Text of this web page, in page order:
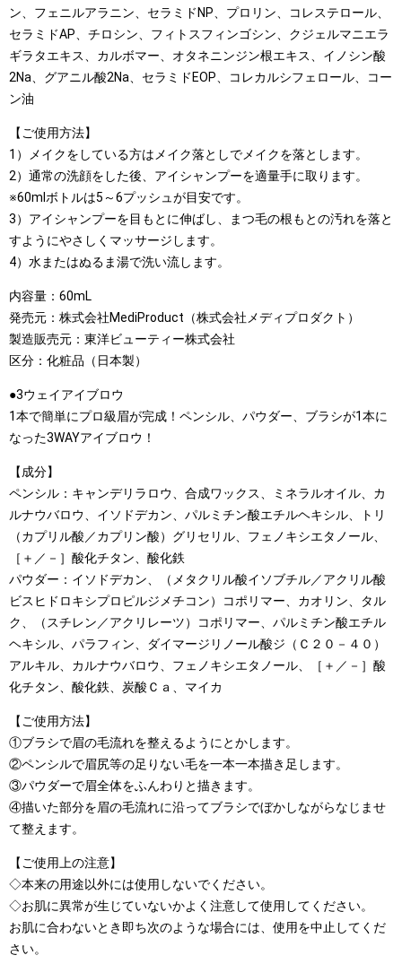
ン、フェニルアラニン、セラミドNP、プロリン、コレステロール、
セラミドAP、チロシン、フィトスフィンゴシン、クジェルマニエラ
ギラタエキス、カルボマー、オタネニンジン根エキス、イノシン酸
2Na、グアニル酸2Na、セラミドEOP、コレカルシフェロール、コー
ン油
【ご使用方法】
1）メイクをしている方はメイク落としでメイクを落とします。
2）通常の洗顔をした後、アイシャンプーを適量手に取ります。
※60mlボトルは5～6プッシュが目安です。
3）アイシャンプーを目もとに伸ばし、まつ毛の根もとの汚れを落と
すようにやさしくマッサージします。
4）水またはぬるま湯で洗い流します。
内容量：60mL
発売元：株式会社MediProduct（株式会社メディプロダクト）
製造販売元：東洋ビューティー株式会社
区分：化粧品（日本製）
●3ウェイアイブロウ
1本で簡単にプロ級眉が完成！ペンシル、パウダー、ブラシが1本に
なった3WAYアイブロウ！
【成分】
ペンシル：キャンデリラロウ、合成ワックス、ミネラルオイル、カ
ルナウバロウ、イソドデカン、パルミチン酸エチルヘキシル、トリ
（カプリル酸／カプリン酸）グリセリル、フェノキシエタノール、
［＋／－］酸化チタン、酸化鉄
パウダー：イソドデカン、（メタクリル酸イソブチル／アクリル酸
ビスヒドロキシプロピルジメチコン）コポリマー、カオリン、タル
ク、（スチレン／アクリレーツ）コポリマー、パルミチン酸エチル
ヘキシル、パラフィン、ダイマージリノール酸ジ（Ｃ２０－４０）
アルキル、カルナウバロウ、フェノキシエタノール、［＋／－］酸
化チタン、酸化鉄、炭酸Ｃａ、マイカ
【ご使用方法】
①ブラシで眉の毛流れを整えるようにとかします。
②ペンシルで眉尻等の足りない毛を一本一本描き足します。
③パウダーで眉全体をふんわりと描きます。
④描いた部分を眉の毛流れに沿ってブラシでぼかしながらなじませ
て整えます。
【ご使用上の注意】
◇本来の用途以外には使用しないでください。
◇お肌に異常が生じていないかよく注意して使用してください。
お肌に合わないとき即ち次のような場合には、使用を中止してくだ
さい。